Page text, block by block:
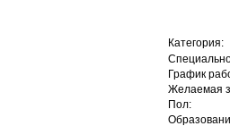
Категория:
График
Желаемая
Пол: